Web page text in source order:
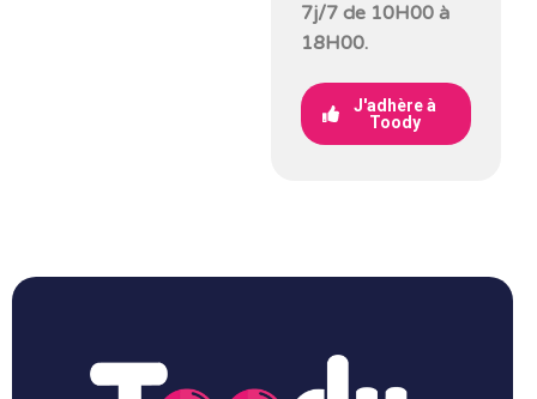
7j/7 de 10H00 à
18H00.
J'adhère à
Toody